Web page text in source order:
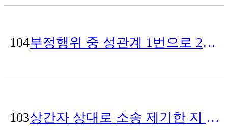
104 부정행위 중 성관계 1번으로 2천만원 위자료 인정받은 사건
103 상간자 상대로 소송 제기한 지 1달만에 위자료 3천받는 것으로 빠른 조정성립